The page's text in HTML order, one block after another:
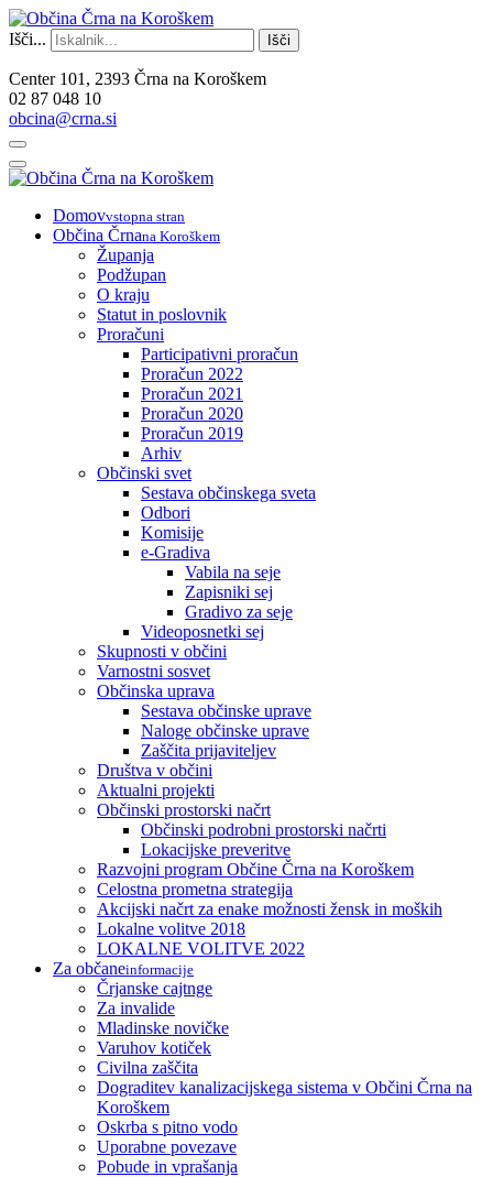
Išči... Išči
Center 101, 2393 Črna na Koroškem
02 87 048 10
obcina@crna.si
Domovvstopna stran
Občina Črnana Koroškem
Županja
Podžupan
O kraju
Statut in poslovnik
Proračuni
Participativni proračun
Proračun 2022
Proračun 2021
Proračun 2020
Proračun 2019
Arhiv
Občinski svet
Sestava občinskega sveta
Odbori
Komisije
e-Gradiva
Vabila na seje
Zapisniki sej
Gradivo za seje
Videoposnetki sej
Skupnosti v občini
Varnostni sosvet
Občinska uprava
Sestava občinske uprave
Naloge občinske uprave
Zaščita prijaviteljev
Društva v občini
Aktualni projekti
Občinski prostorski načrt
Občinski podrobni prostorski načrti
Lokacijske preveritve
Razvojni program Občine Črna na Koroškem
Celostna prometna strategija
Akcijski načrt za enake možnosti žensk in moških
Lokalne volitve 2018
LOKALNE VOLITVE 2022
Za občaneinformacije
Črjanske cajtnge
Za invalide
Mladinske novičke
Varuhov kotiček
Civilna zaščita
Dograditev kanalizacijskega sistema v Občini Črna na
Koroškem
Oskrba s pitno vodo
Uporabne povezave
Pobude in vprašanja